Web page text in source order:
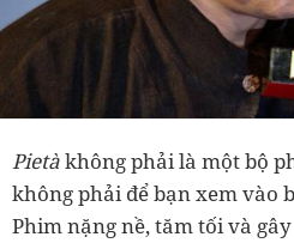
Pietàkhông phải là một bộ
không phải để bạn xem vào
Phim nặng nề, tăm tối và